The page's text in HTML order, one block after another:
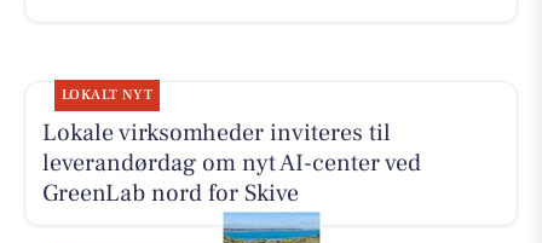
LOKALT NYT
Lokale virksomheder inviteres til
leverandørdag om nyt AI-center ved
GreenLab nord for Skive